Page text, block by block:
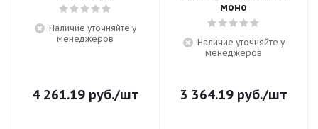
Наличие уточняйте у
менеджеров
4 261.19руб./шт
моно
Наличие уточняйте у
менеджеров
3 364.19руб./шт